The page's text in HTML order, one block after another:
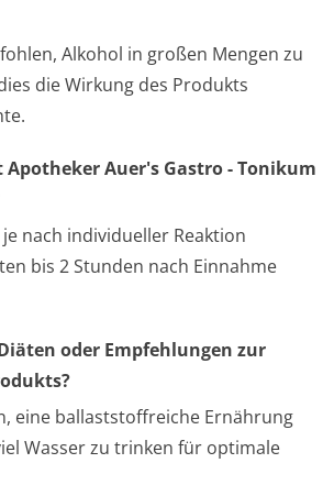
Alkohol in großen Mengen zu
die Wirkung des Produkts
Auer's Gastro - Tonikum
nach individueller Reaktion
bis 2 Stunden nach Einnahme
oder Empfehlungen zur
eine ballaststoffreiche Ernährung
Wasser zu trinken für optimale